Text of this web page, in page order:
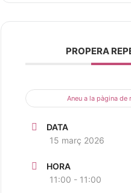
PROPERA
Aneu a la pàgina de
DATA
15 març 2026
HORA
11:00 - 11:00